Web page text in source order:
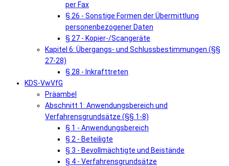
per Fax
§ 26 - Sonstige Formen der Übermittlung
personenbezogener Daten
§ 27 - Kopier-/Scangeräte
Kapitel 6: Übergangs- und Schlussbestimmungen (§§
27-28)
§ 28 - Inkrafttreten
KDS-VwVfG
Präambel
Abschnitt 1: Anwendungsbereich und
Verfahrensgrundsätze (§§ 1-8)
§ 1 - Anwendungsbereich
§ 2 - Beteiligte
§ 3 - Bevollmächtigte und Beistände
§ 4 - Verfahrensgrundsätze